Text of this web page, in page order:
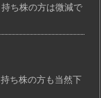
ち株の方は微減で
ち株の方も当然下